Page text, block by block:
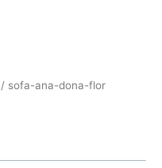
/ sofa-ana-dona-flor